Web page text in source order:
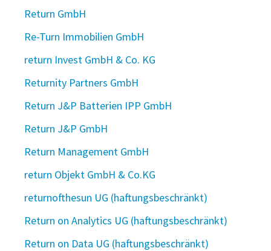
Return GmbH
Re-Turn Immobilien GmbH
return Invest GmbH & Co. KG
Returnity Partners GmbH
Return J&P Batterien IPP GmbH
Return J&P GmbH
Return Management GmbH
return Objekt GmbH & Co.KG
returnofthesun UG (haftungsbeschränkt)
Return on Analytics UG (haftungsbeschränkt)
Return on Data UG (haftungsbeschränkt)